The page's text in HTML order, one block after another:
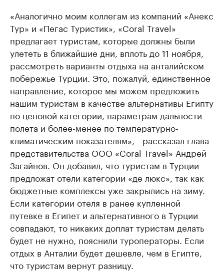
«Аналогично моим коллегам из компаний «Анекс
Тур» и «Пегас Туристик», «Coral Travel»
предлагает туристам, которые должны были
улететь в ближайшие дни, вплоть до 11 ноября,
рассмотреть варианты отдыха на анталийском
побережье Турции. Это, пожалуй, единственное
направление, которое мы можем предложить
нашим туристам в качестве альтернативы Египту
по ценовой категории, параметрам дальности
полета и более-менее по температурно-
климатическим показателям», - рассказал глава
представительства ООО «Coral Travel» Андрей
Загайнов. Он добавил, что туристам в Турции
предложат отели категории «де люкс», так как
бюджетные комплексы уже закрылись на зиму.
Если категории отеля в ранее купленной
путевке в Египет и альтернативного в Турции
совпадают, то никаких доплат туристам делать
будет не нужно, пояснили туроператоры. Если
отдых в Анталии будет дешевле, чем в Египте,
что туристам вернут разницу.